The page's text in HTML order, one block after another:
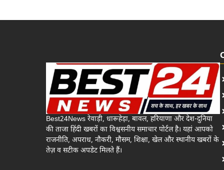
Best24News रेवाड़ी, धारूहेड़ा, बावल, हरियाणा और देश-दुनिया
की ताजा हिंदी खबरों का विश्वसनीय समाचार पोर्टल है। यहां आपको
राजनीति, अपराध, नौकरी, मौसम, शिक्षा, खेल और स्थानीय खबरों के
तेज़ व सटीक अपडेट मिलते हैं।